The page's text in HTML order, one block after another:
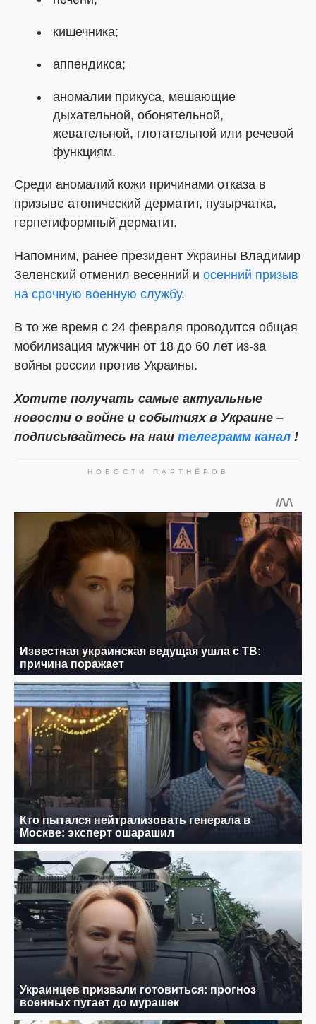
кишечника;
аппендикса;
аномалии прикуса, мешающие
дыхательной, обонятельной,
жевательной, глотательной или речевой
функциям.
Среди аномалий кожи причинами отказа в
призыве атопический дерматит, пузырчатка,
герпетиформный дерматит.
Напомним, ранее президент Украины Владимир
Зеленский отменил весенний и осенний призыв
на срочную военную службу.
В то же время с 24 февраля проводится общая
мобилизация мужчин от 18 до 60 лет из-за
войны россии против Украины.
Хотите получать самые актуальные
новости о войне и событиях в Украине –
подписывайтесь на наш телеграмм канал !